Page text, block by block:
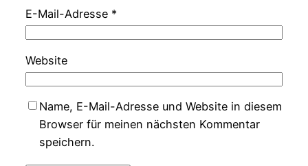
E-Mail-Adresse *
Website
Name, E-Mail-Adresse und Website in diesem
Browser für meinen nächsten Kommentar
speichern.